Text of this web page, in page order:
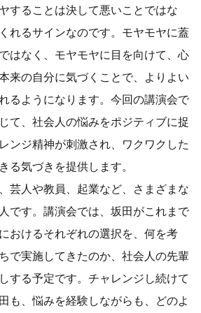
することは決して悪いことではな
れるサインなのです。モヤモヤに蓋
はなく、モヤモヤに目を向けて、心
来の自分に気づくことで、よりよい
るようになります。今回の講演会で
て、社会人の悩みをポジティブに捉
ンジ精神が刺激され、ワクワクした
る気づきを提供します。
芸人や教員、起業など、さまざまな
です。講演会では、坂田がこれまで
おけるそれぞれの選択を、何を考
で実施してきたのか、社会人の先輩
する予定です。チャレンジし続けて
も、悩みを経験しながらも、どのよ